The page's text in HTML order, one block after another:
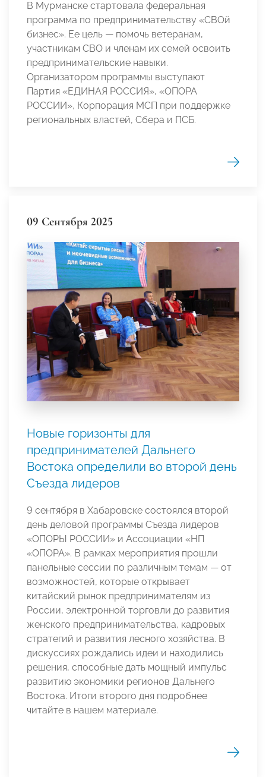
В Мурманске стартовала федеральная
программа по предпринимательству «СВОй
бизнес». Ее цель — помочь ветеранам,
участникам СВО и членам их семей освоить
предпринимательские навыки.
Организатором программы выступают
Партия «ЕДИНАЯ РОССИЯ», «ОПОРА
РОССИИ», Корпорация МСП при поддержке
региональных властей, Сбера и ПСБ.
09 Сентября 2025
Новые горизонты для
предпринимателей Дальнего
Востока определили во второй день
Съезда лидеров
9 сентября в Хабаровске состоялся второй
день деловой программы Съезда лидеров
«ОПОРЫ РОССИИ» и Ассоциации «НП
«ОПОРА». В рамках мероприятия прошли
панельные сессии по различным темам — от
возможностей, которые открывает
китайский рынок предпринимателям из
России, электронной торговли до развития
женского предпринимательства, кадровых
стратегий и развития лесного хозяйства. В
дискуссиях рождались идеи и находились
решения, способные дать мощный импульс
развитию экономики регионов Дальнего
Востока. Итоги второго дня подробнее
читайте в нашем материале.